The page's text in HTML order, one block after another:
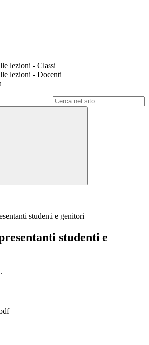
lezioni - Classi
lezioni - Docenti
studenti e genitori
studenti e